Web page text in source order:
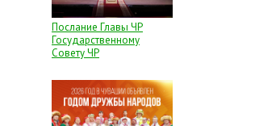
Послание Главы ЧР
Государственному
Совету ЧР